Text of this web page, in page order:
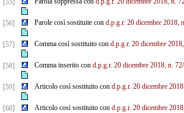
[55]
[56] Parole così sostituite con d.p.g.r. 20 dicembre 2018,
[57] Comma così sostituito con d.p.g.r. 20 dicembre
[58] Comma inserito con d.p.g.r. 20 dicembre 2018, n.
[59] Articolo così sostituito con d.p.g.r. 20 dicembre
[60] Articolo così sostituito con d.p.g.r. 20 dicembre